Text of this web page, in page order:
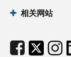
相关网站